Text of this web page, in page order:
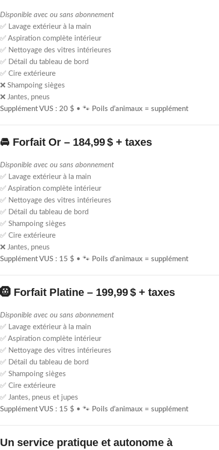
Disponible avec ou sans abonnement
✅ Lavage extérieur à la main
✅ Aspiration complète intérieur
✅ Nettoyage des vitres intérieures
✅ Détail du tableau de bord
✅ Cire extérieure
❌ Shampoing sièges
❌ Jantes, pneus
Supplément VUS : 20 $ • 🐾 Poils d’animaux = supplément
🚘 Forfait Or – 184,99 $ + taxes
Disponible avec ou sans abonnement
✅ Lavage extérieur à la main
✅ Aspiration complète intérieur
✅ Nettoyage des vitres intérieures
✅ Détail du tableau de bord
✅ Shampoing sièges
✅ Cire extérieure
❌ Jantes, pneus
Supplément VUS : 15 $ • 🐾 Poils d’animaux = supplément
🛞 Forfait Platine – 199,99 $ + taxes
Disponible avec ou sans abonnement
✅ Lavage extérieur à la main
✅ Aspiration complète intérieur
✅ Nettoyage des vitres intérieures
✅ Détail du tableau de bord
✅ Shampoing sièges
✅ Cire extérieure
✅ Jantes, pneus et jupes
Supplément VUS : 15 $ • 🐾 Poils d’animaux = supplément
Un service pratique et autonome à